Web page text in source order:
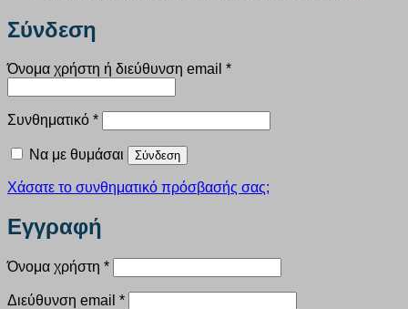
Σύνδεση
Όνομα χρήστη ή διεύθυνση email *Απαιτείται
Συνθηματικό *Απαιτείται
Να με θυμάσαι Σύνδεση
Χάσατε το συνθηματικό πρόσβασής σας;
Εγγραφή
Όνομα χρήστη *Απαιτείται
Διεύθυνση email *Απαιτείται